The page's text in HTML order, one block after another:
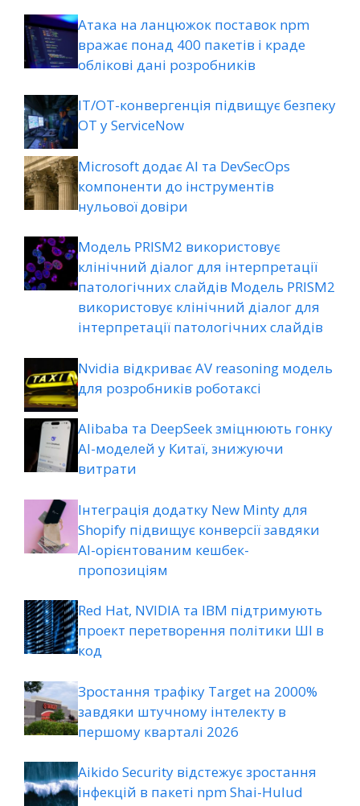
Атака на ланцюжок поставок npm
вражає понад 400 пакетів і краде
облікові дані розробників
ІТ/ОТ-конвергенція підвищує безпеку
ОТ у ServiceNow
Microsoft додає AI та DevSecOps
компоненти до інструментів
нульової довіри
Модель PRISM2 використовує
клінічний діалог для інтерпретації
патологічних слайдів Модель PRISM2
використовує клінічний діалог для
інтерпретації патологічних слайдів
Nvidia відкриває AV reasoning модель
для розробників роботаксі
Alibaba та DeepSeek зміцнюють гонку
AI-моделей у Китаї, знижуючи
витрати
Інтеграція додатку New Minty для
Shopify підвищує конверсії завдяки
AI-орієнтованим кешбек-
пропозиціям
Red Hat, NVIDIA та IBM підтримують
проект перетворення політики ШІ в
код
Зростання трафіку Target на 2000%
завдяки штучному інтелекту в
першому кварталі 2026
Aikido Security відстежує зростання
інфекцій в пакеті npm Shai-Hulud